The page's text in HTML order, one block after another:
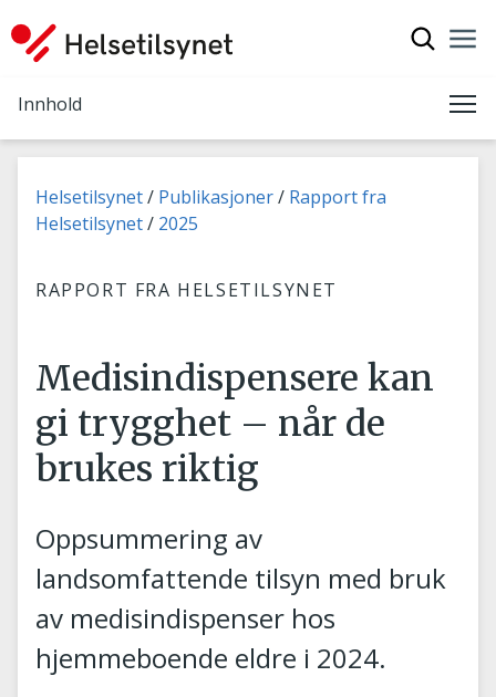
Innhold
Du er her:
Helsetilsynet Publikasjoner
Rapport fra
Helsetilsynet
2025
RAPPORT FRA HELSETILSYNET
Medisindispensere kan
gi trygghet – når de
brukes riktig
Oppsummering av
landsomfattende tilsyn med bruk
av medisindispenser hos
hjemmeboende eldre i 2024.